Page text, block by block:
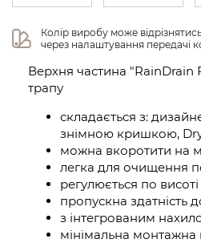
Колір виробу може
через налаштування передачі
Верхня частина "RainDrain
трапу
складається з:
знімною кришкою,
можна вкоротити на
легка для очищення
регулюється по
пропускна здатність
з інтегрованим
мінімальна